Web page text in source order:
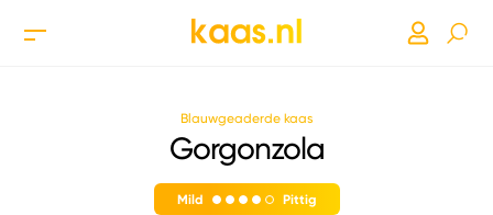
Blauwgeaderde kaas
Gorgonzola
Mild Pittig